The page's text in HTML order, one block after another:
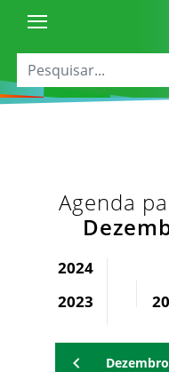
Agenda
2024
2023
Dezembro